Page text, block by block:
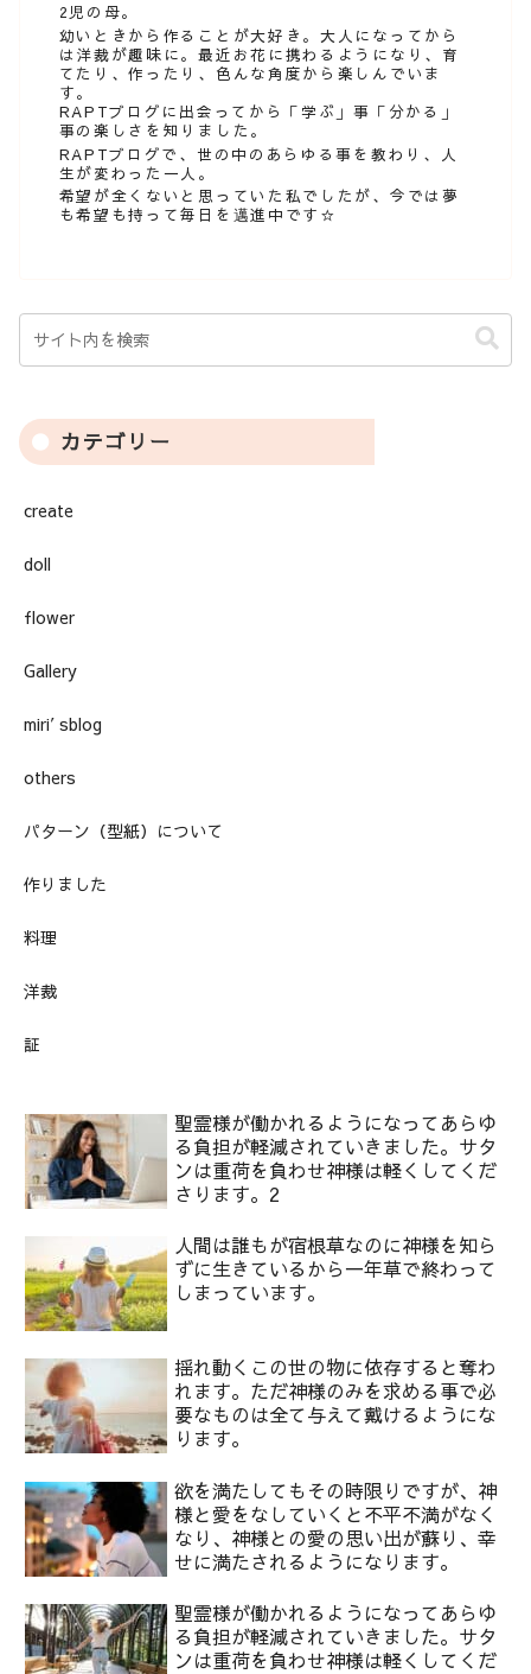
2児の母。
幼いときから作ることが大好き。大人になってから
は洋裁が趣味に。最近お花に携わるようになり、育
てたり、作ったり、色んな角度から楽しんでいま
す。
RAPTブログに出会ってから「学ぶ」事「分かる」
事の楽しさを知りました。
RAPTブログで、世の中のあらゆる事を教わり、人
生が変わった一人。
希望が全くないと思っていた私でしたが、今では夢
も希望も持って毎日を邁進中です☆
カテゴリー
create
doll
flower
Gallery
miri′sblog
others
パターン（型紙）について
作りました
料理
洋裁
証
聖霊様が働かれるようになってあらゆ
る負担が軽減されていきました。サタ
ンは重荷を負わせ神様は軽くしてくだ
さります。2
人間は誰もが宿根草なのに神様を知ら
ずに生きているから一年草で終わって
しまっています。
揺れ動くこの世の物に依存すると奪わ
れます。ただ神様のみを求める事で必
要なものは全て与えて戴けるようにな
ります。
欲を満たしてもその時限りですが、神
様と愛をなしていくと不平不満がなく
なり、神様との愛の思い出が蘇り、幸
せに満たされるようになります。
聖霊様が働かれるようになってあらゆ
る負担が軽減されていきました。サタ
ンは重荷を負わせ神様は軽くしてくだ